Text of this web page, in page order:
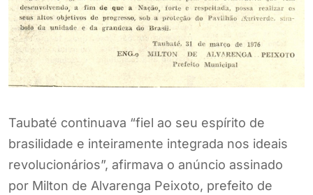
Taubaté continuava “fiel ao seu espírito de
brasilidade e inteiramente integrada nos ideais
revolucionários”, afirmava o anúncio assinado
por Milton de Alvarenga Peixoto, prefeito de